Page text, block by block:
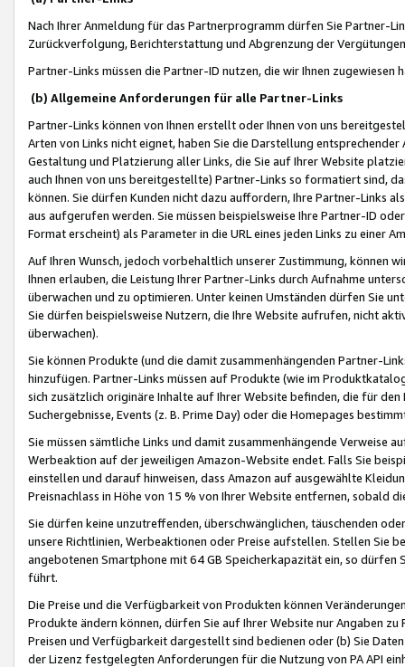
Nach Ihrer Anmeldung für das Partnerprogramm dürfen Sie Partner-
Zurückverfolgung, Berichterstattung und Abgrenzung der
Partner-Links müssen die Partner-ID nutzen, die wir Ihnen zugewiesen
(b) Allgemeine Anforderungen für alle Partner-Links
Partner-Links können von Ihnen erstellt oder Ihnen von uns
Arten von Links nicht eignet, haben Sie die Darstellung
Gestaltung und Platzierung aller Links, die Sie auf Ihrer Website
auch Ihnen von uns bereitgestellte) Partner-Links so formatiert sind,
können. Sie dürfen Kunden nicht dazu auffordern, Ihre Partner-Links
aus aufgerufen werden. Sie müssen beispielsweise Ihre Partner-ID
Format erscheint) als Parameter in die URL eines jeden Links zu einer
Auf Ihren Wunsch, jedoch vorbehaltlich unserer Zustimmung, können
Ihnen erlauben, die Leistung Ihrer Partner-Links durch Aufnahme
überwachen und zu optimieren. Unter keinen Umständen dürfen Sie
Sie dürfen beispielsweise Nutzern, die Ihre Website aufrufen, nicht
überwachen).
Sie können Produkte (und die damit zusammenhängenden Partner-
hinzufügen. Partner-Links müssen auf Produkte (wie im
sich zusätzlich originäre Inhalte auf Ihrer Website befinden, die für
Suchergebnisse, Events (z. B. Prime Day) oder die Homepages
Sie müssen sämtliche Links und damit zusammenhängende
Werbeaktion auf der jeweiligen Amazon-Website endet. Falls Sie
einstellen und darauf hinweisen, dass Amazon auf ausgewählte
Preisnachlass in Höhe von 15 % von Ihrer Website entfernen, sobald
Sie dürfen keine unzutreffenden, überschwänglichen, täuschenden
unsere Richtlinien, Werbeaktionen oder Preise aufstellen. Stellen Sie
angebotenen Smartphone mit 64 GB Speicherkapazität ein, so dürfen
führt.
Die Preise und die Verfügbarkeit von Produkten können
Produkte ändern können, dürfen Sie auf Ihrer Website nur Angaben
Preisen und Verfügbarkeit dargestellt sind bedienen oder (b) Sie
der Lizenz festgelegten Anforderungen für die Nutzung von PA API